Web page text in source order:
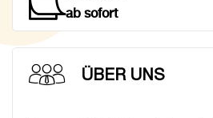
ab sofort
ÜBER UNS